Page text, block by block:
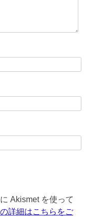
Akismet を使って
詳細はこちらをご